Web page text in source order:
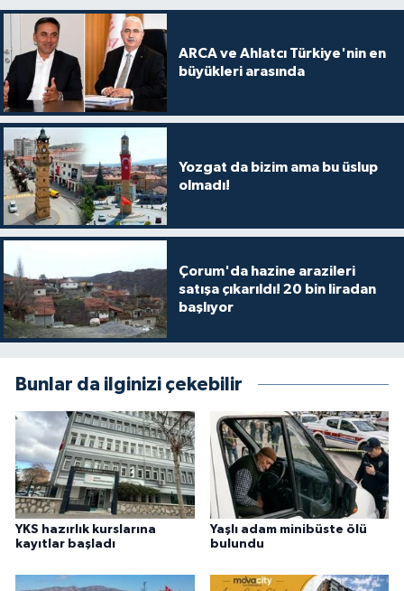
ARCA ve Ahlatcı Türkiye'nin en
büyükleri arasında
Yozgat da bizim ama bu üslup
olmadı!
Çorum'da hazine arazileri
satışa çıkarıldı! 20 bin liradan
başlıyor
Bunlar da ilginizi çekebilir
YKS hazırlık kurslarına
kayıtlar başladı
Yaşlı adam minibüste ölü
bulundu